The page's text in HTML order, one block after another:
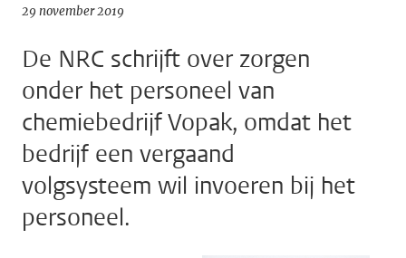
29 november 2019
De NRC schrijft over zorgen
onder het personeel van
chemiebedrijf Vopak, omdat het
bedrijf een vergaand
volgsysteem wil invoeren bij het
personeel.